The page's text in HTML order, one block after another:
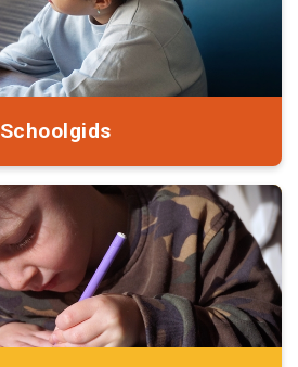
Schoolgids